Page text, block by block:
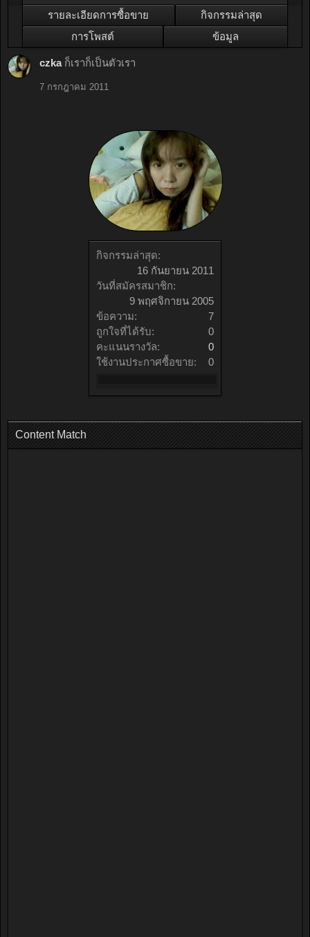
กิจกรรมล่าสุด:
16 กันยายน 2011
วันที่สมัครสมาชิก:
9 พฤศจิกายน 2005
ข้อความ:
7
ถูกใจที่ได้รับ:
0
คะแนนรางวัล:
0
ใช้งานประกาศซื้อขาย:
0
รายละเอียดการซื้อขาย
กิจกรรมล่าสุด
การโพสต์
ข้อมูล
czka ก็เราก็เป็นตัวเรา
7 กรกฎาคม 2011
Content Match